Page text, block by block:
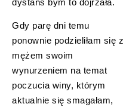
Gdy parę dni temu
ponownie podzieliłam się z
mężem swoim
wynurzeniem na temat
poczucia winy, którym
aktualnie się smagałam,